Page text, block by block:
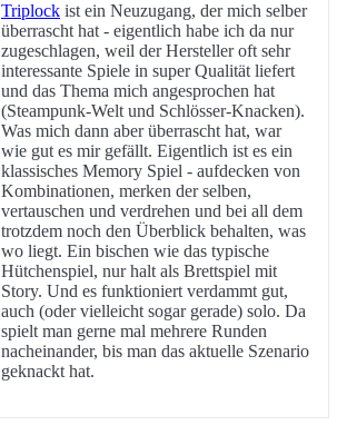
Triplock ist ein Neuzugang, der mich selber
überrascht hat - eigentlich habe ich da nur
zugeschlagen, weil der Hersteller oft sehr
interessante Spiele in super Qualität liefert
und das Thema mich angesprochen hat
(Steampunk-Welt und Schlösser-Knacken).
Was mich dann aber überrascht hat, war
wie gut es mir gefällt. Eigentlich ist es ein
klassisches Memory Spiel - aufdecken von
Kombinationen, merken der selben,
vertauschen und verdrehen und bei all dem
trotzdem noch den Überblick behalten, was
wo liegt. Ein bischen wie das typische
Hütchenspiel, nur halt als Brettspiel mit
Story. Und es funktioniert verdammt gut,
auch (oder vielleicht sogar gerade) solo. Da
spielt man gerne mal mehrere Runden
nacheinander, bis man das aktuelle Szenario
geknackt hat.